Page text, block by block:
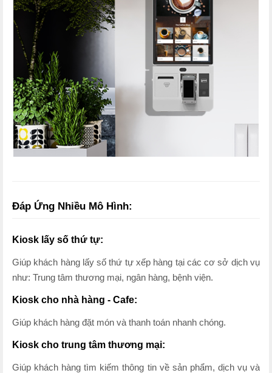
Đáp Ứng Nhiều Mô Hình:
Kiosk lấy số thứ tự:
Giúp khách hàng lấy số thứ tự xếp hàng tại các cơ sở dịch vụ
như: Trung tâm thương mại, ngân hàng, bệnh viện.
Kiosk cho nhà hàng - Cafe:
Giúp khách hàng đặt món và thanh toán nhanh chóng.
Kiosk cho trung tâm thương mại:
Giúp khách hàng tìm kiếm thông tin về sản phẩm, dịch vụ và